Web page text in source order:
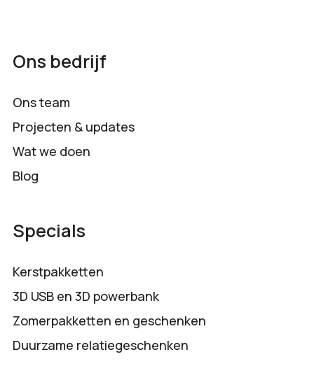
Ons bedrijf
Ons team
Projecten & updates
Wat we doen
Blog
Specials
Kerstpakketten
3D USB en 3D powerbank
Zomerpakketten en geschenken
Duurzame relatiegeschenken